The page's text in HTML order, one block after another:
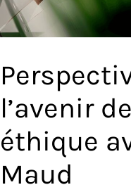
l’avenir
éthique
Maud